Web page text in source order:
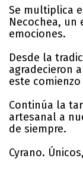
Se multiplica
Necochea, un
emociones.
Desde la
agradecieron
este
Continúa la
artesanal a
de siempre.
Cyrano.